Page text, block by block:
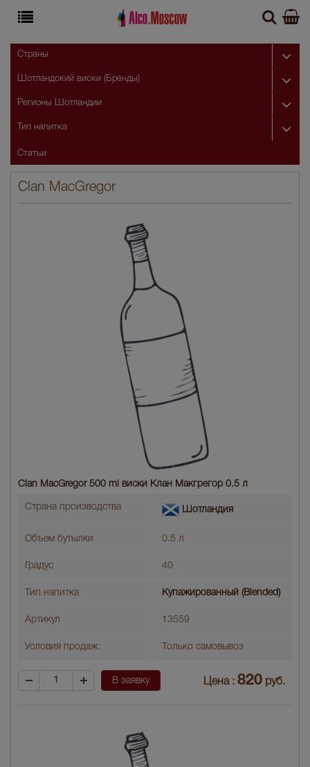
Clan MacGregor
Clan MacGregor 500 ml виски Клан Макгрегор 0.5 л
Страна производства Шотландия
Объем бутылки 0.5 л
Градус 40
Тип напитка Купажированный (Blended)
Артикул 13559
Условия продаж: Только самовывоз
В заявку Цена : 820 руб.
Страны
Шотландский виски (Бренды)
Регионы Шотландии
Тип напитка
Статьи